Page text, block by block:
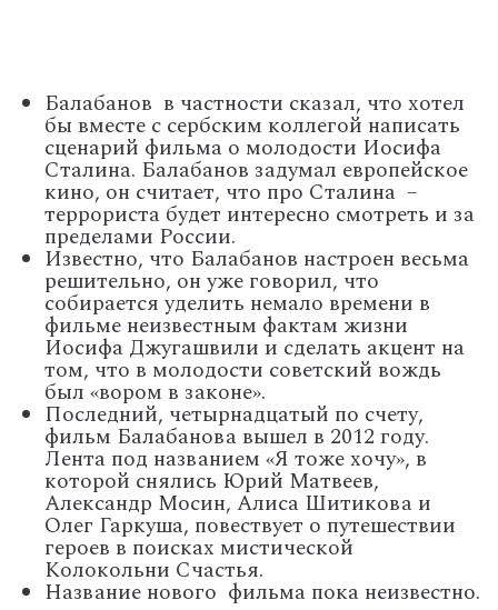
Балабанов в частности сказал, что хотел
бы вместе с сербским коллегой написать
сценарий фильма о молодости Иосифа
Сталина. Балабанов задумал европейское
кино, он считает, что про Сталина –
террориста будет интересно смотреть и за
пределами России.
Известно, что Балабанов настроен весьма
решительно, он уже говорил, что
собирается уделить немало времени в
фильме неизвестным фактам жизни
Иосифа Джугашвили и сделать акцент на
том, что в молодости советский вождь
был «вором в законе».
Последний, четырнадцатый по счету,
фильм Балабанова вышел в 2012 году.
Лента под названием «Я тоже хочу», в
которой снялись Юрий Матвеев,
Александр Мосин, Алиса Шитикова и
Олег Гаркуша, повествует о путешествии
героев в поисках мистической
Колокольни Счастья.
Название нового фильма пока неизвестно.